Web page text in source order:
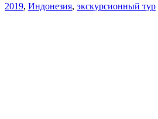
2019, Индонезия, экскурсионный тур